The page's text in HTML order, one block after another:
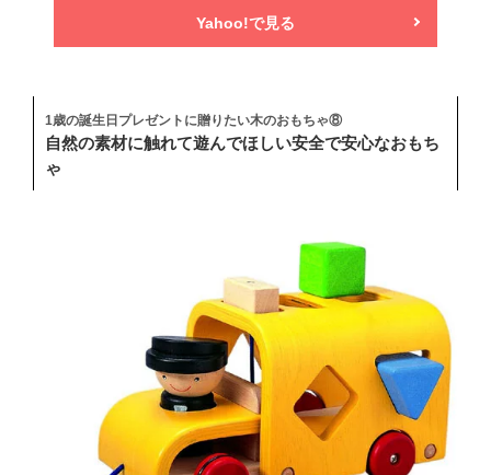
Yahoo!で見る
1歳の誕生日プレゼントに贈りたい木のおもちゃ⑧
自然の素材に触れて遊んでほしい安全で安心なおもち
ゃ